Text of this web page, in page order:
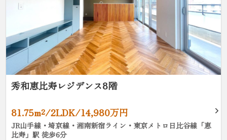
秀和恵比寿レジデンス8階
81.75m²/2LDK/14,980万円
JR山手線・埼京線・湘南新宿ライン・東京メトロ日比谷線「恵
比寿」駅 徒歩6分